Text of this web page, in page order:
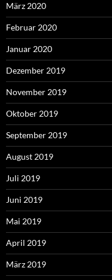
März 2020
Februar 2020
Januar 2020
Dezember 2019
November 2019
Oktober 2019
September 2019
August 2019
Juli 2019
Juni 2019
Mai 2019
April 2019
März 2019